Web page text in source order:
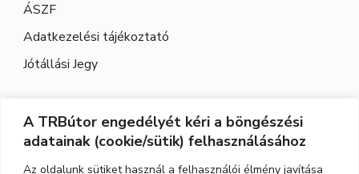
A TRBútor engedélyét kéri a böngészési
adatainak (cookie/sütik) felhasználásához
Az oldalunk sütiket használ a felhasználói élmény javítása
ÁSZF
Adatkezelési tájékoztató
Jótállási Jegy
Elérhetőség
Cím: 3526 Miskolc, Szeles utca 71.